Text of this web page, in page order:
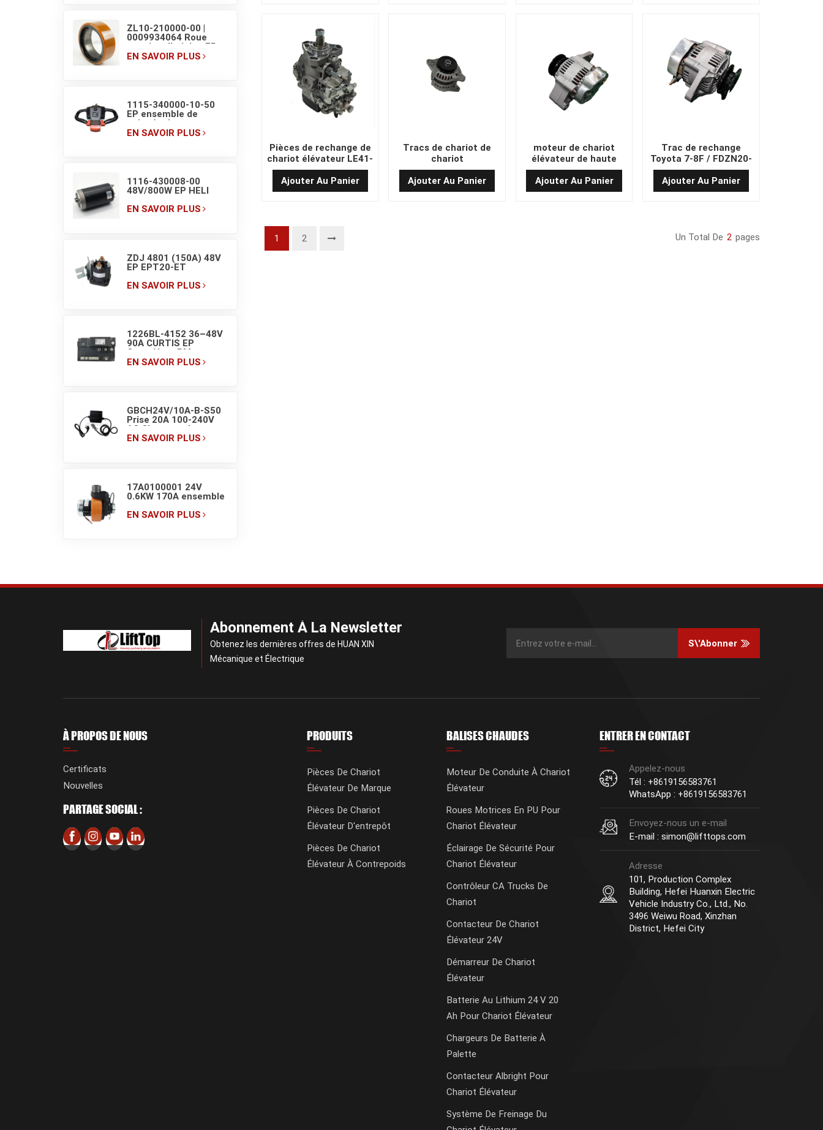
ZL10-210000-00 |
0009934064 Roue
motrice d'origine EP
pour transpalette
EN SAVOIR PLUS
1115-340000-10-50
EP ensemble de
poignée de
transpalette avec
EN SAVOIR PLUS
1116-430008-00
48V/800W EP HELI
hydraulique de
EN SAVOIR PLUS
ZDJ 4801 (150A) 48V
EP EPT20-ET
station de pompe de
EN SAVOIR PLUS
1226BL-4152 36–48V
90A CURTIS EP
Contrôleur PM pour
chariot élévateur
EN SAVOIR PLUS
GBCH24V/10A-B-S50
Prise 20A 100-240V
AC Chargeur de
batterie lithium pour
EN SAVOIR PLUS
17A0100001 24V
0.6KW 170A ensemble
transpalette
EN SAVOIR PLUS
Pièces de rechange de
chariot élévateur LE41-
M001G Pompe diesel
Ajouter Au Panier
Tracs de chariot de
chariot
Ajouter Au Panier
moteur de chariot
élévateur de haute
qualité
Ajouter Au Panier
Trac de rechange
Toyota 7-8F / FDZN20-
30 / 2Z / 1DZ / 13Z / 14Z
Alternateur
Ajouter Au Panier
1 2 Un Total De 2 Pages
Abonnement À La Newsletter
Obtenez les dernières offres de HUAN XIN
Mécanique et Électrique
S\'abonner
À PROPOS DE NOUS
Certificats
Nouvelles
PARTAGE SOCIAL :
PRODUITS
Pièces De Chariot
Élévateur De Marque
Pièces De Chariot
Élévateur D'entrepôt
Pièces De Chariot
Élévateur À Contrepoids
BALISES CHAUDES
Moteur De Conduite À Chariot
Élévateur
Roues Motrices En PU Pour
Chariot Élévateur
Éclairage De Sécurité Pour
Chariot Élévateur
Contrôleur CA Trucks De
Chariot
Contacteur De Chariot
Élévateur 24V
Démarreur De Chariot
Élévateur
Batterie Au Lithium 24 V 20
Ah Pour Chariot Élévateur
Chargeurs De Batterie À
Palette
Contacteur Albright Pour
Chariot Élévateur
Système De Freinage Du
ENTRER EN CONTACT
Appelez-nous
Tél : +8619156583761
WhatsApp : +8619156583761
Envoyez-nous un e-mail
E-mail : simon@lifttops.com
Adresse
101, Production Complex
Building, Hefei Huanxin Electric
Vehicle Industry Co., Ltd., No.
3496 Weiwu Road, Xinzhan
District, Hefei City